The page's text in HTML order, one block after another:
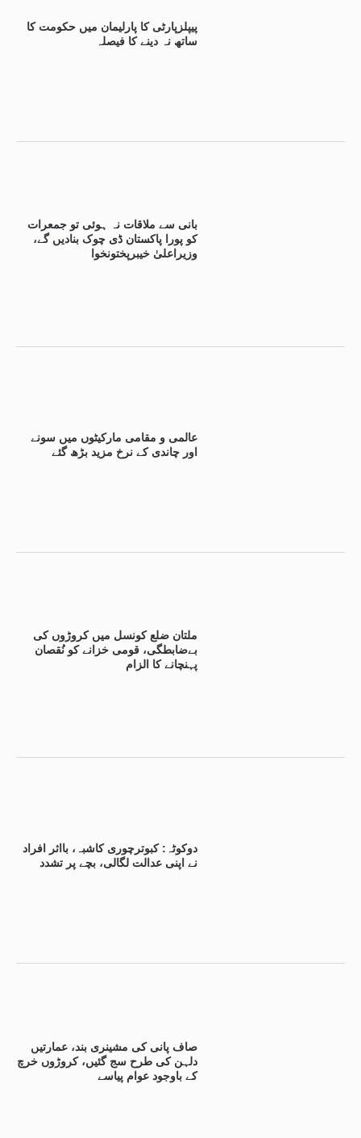
پیپلزپارٹی کا پارلیمان میں حکومت کا
ساتھ نہ دینے کا فیصلہ
بانی سے ملاقات نہ ہوئی تو جمعرات
کو پورا پاکستان ڈی چوک بنادیں گے،
وزیراعلیٰ خیبرپختونخوا
عالمی و مقامی مارکیٹوں میں سونے
اور چاندی کے نرخ مزید بڑھ گئے
ملتان ضلع کونسل میں کروڑوں کی
بےضابطگی، قومی خزانے کو نُقصان
پہنچانے کا الزام
دوکوٹہ: کبوترچوری کاشبہ، بااثر افراد
نے اپنی عدالت لگالی، بچے پر تشدد
صاف پانی کی مشینری بند، عمارتیں
دلہن کی طرح سج گئیں، کروڑوں خرچ
کے باوجود عوام پیاسے